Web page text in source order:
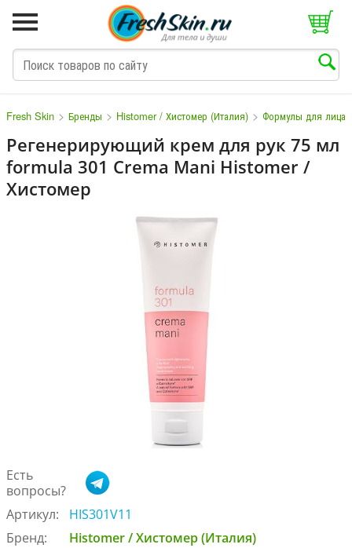
Fresh Skin > Бренды > Histomer / Хистомер (Италия) > Формулы для лица
Регенерирующий крем для рук 75 мл
formula 301 Crema Mani Histomer /
Хистомер
Есть
вопросы?
Артикул:
HIS301V11
Бренд:
Histomer / Хистомер (Италия)
M N O